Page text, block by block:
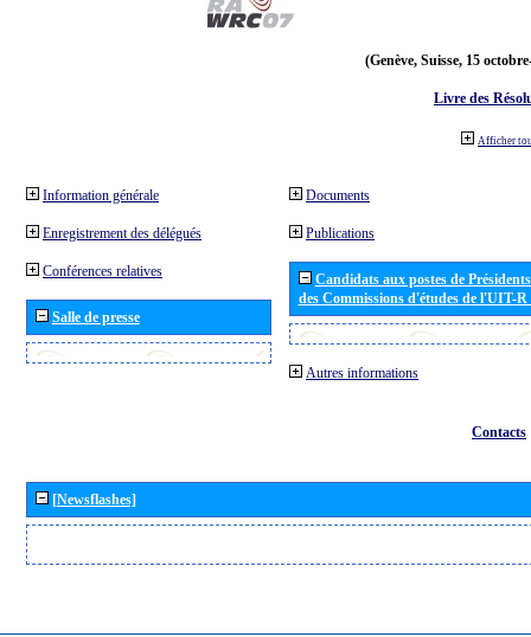
(Genève, Suisse, 15
Livre des
Afficher
Information générale
Enregistrement des délégués
Conférences relatives
Salle de presse
Documents
Publications
Candidats aux postes de
des Commissions d'études de l'UIT-
Autres informations
Contacts
[Newsflashes]